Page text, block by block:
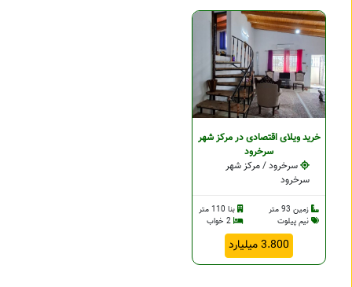
خرید ویلای اقتصادی در مرکز شهر
سرخرود
سرخرود / مرکز شهر
سرخرود
زمین 93 متر
بنا 110 متر
نیم پیلوت
2 خواب
3.800 میلیارد